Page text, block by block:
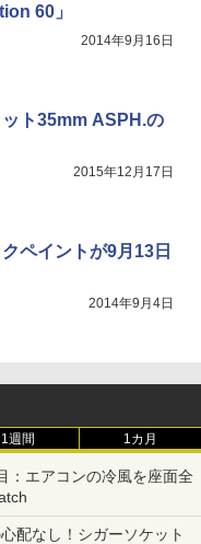
60」
2014年9月16日
ト35mm ASPH.の
2015年12月17日
ペイントが9月13日
2014年9月4日
1週間 1カ月
：エアコンの冷風を座面全
配なし！シガーソケット